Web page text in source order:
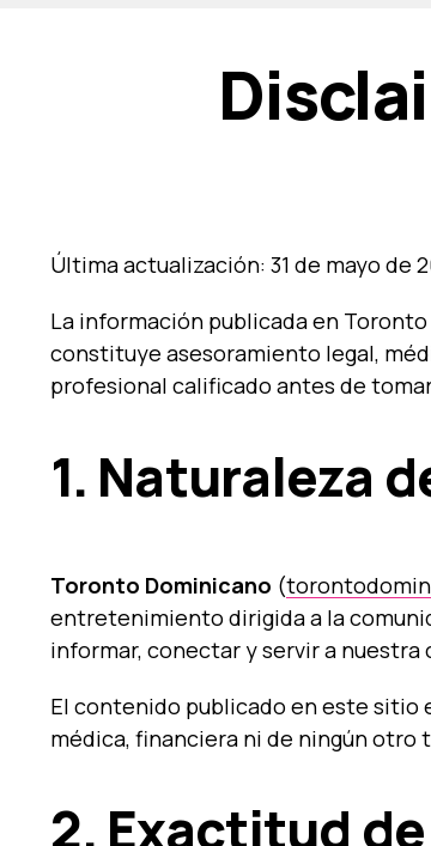
Última actualización: 31 de mayo de
La información publicada en
constituye asesoramiento legal,
profesional calificado antes de
1. Naturaleza
Toronto Dominicano (
entretenimiento dirigida a la
informar, conectar y servir a nuestra
El contenido publicado en este sitio
médica, financiera ni de ningún otro
2. Exactitud